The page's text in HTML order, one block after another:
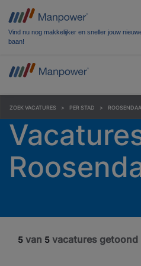
Vind nu nog makkelijker en sneller jouw
baan!
ZOEK VACATURES PER STAD
5 van 5 vacatures getoond